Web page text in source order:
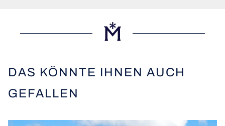
DAS KÖNNTE IHNEN AUCH
GEFALLEN